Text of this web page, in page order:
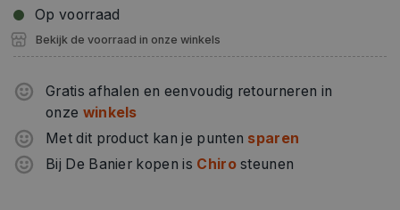
Op voorraad
Bekijk de voorraad in onze winkels
Gratis afhalen en eenvoudig retourneren in
onze winkels
Met dit product kan je punten sparen
Bij De Banier kopen is Chirosteunen